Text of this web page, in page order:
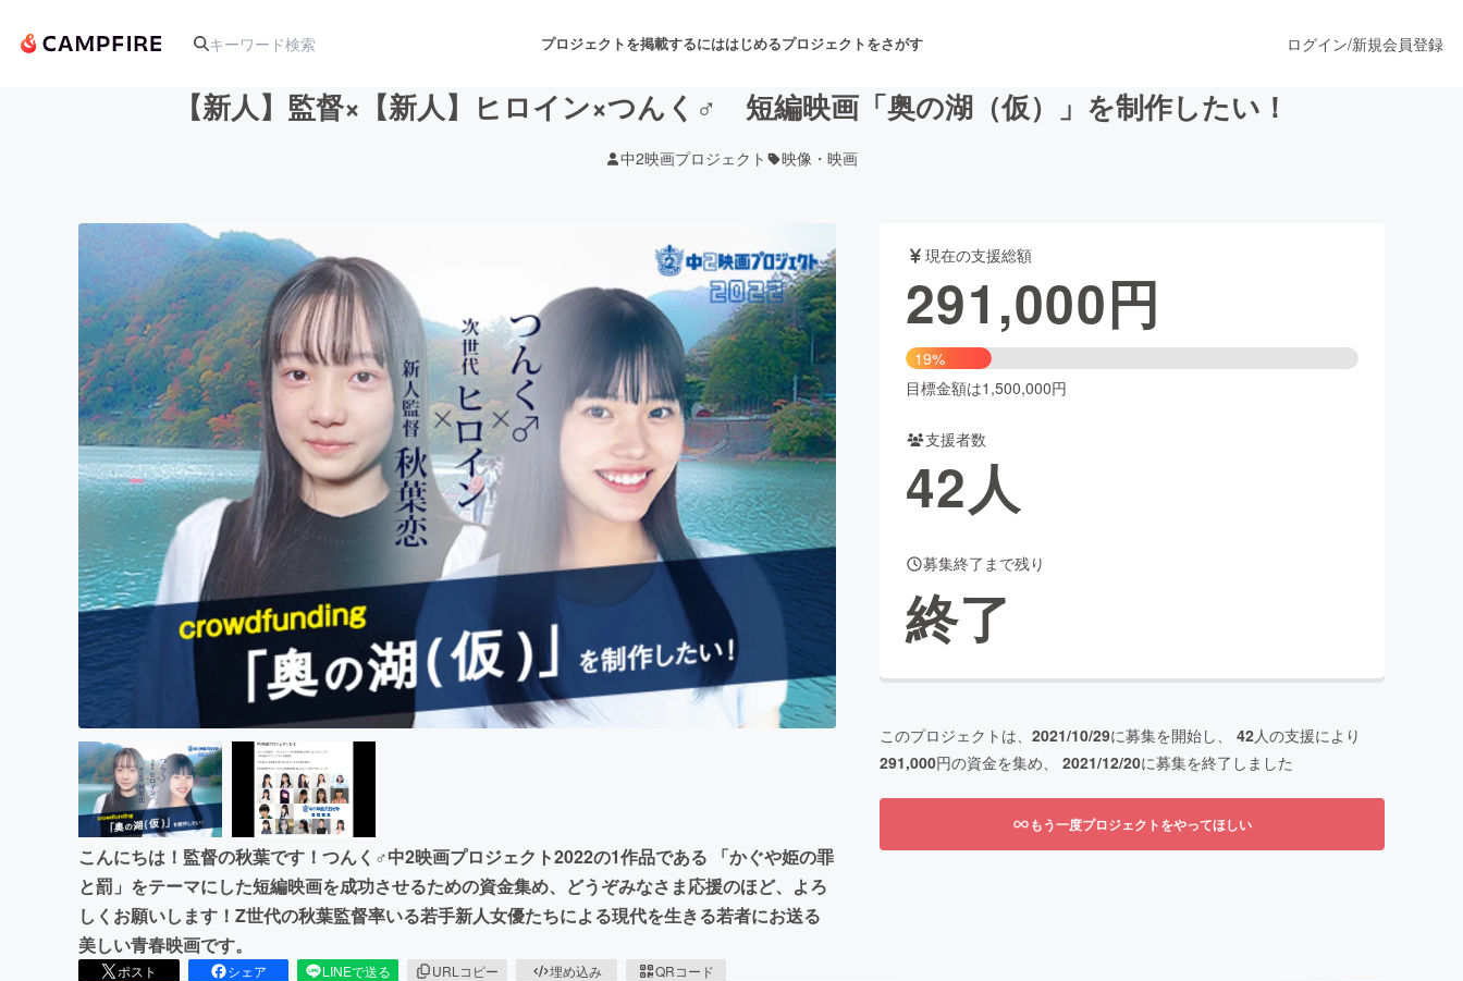
プロジェクトを掲載するにははじめるプロジェクトをさがす
アート・写真 舞台・パフォーマンス
テクノロジー・ガジェット ゲーム・サービス開発 フード・飲食店 ファッション
映像・映画 書籍・雑誌出版 アニメ・漫画
ビジネス・起業 チャレンジ ビューティー・ヘルスケア
まちづくり・地域活性化
CAMPFIRE for Social Good
CAMPFIRE Creation
CAMPFIREふるさと納税
machi-ya コミュニティ
ログイン/新規会員登録
【新人】監督×【新人】ヒロイン×つんく♂ 短編映画「奥の湖（仮）」を制作したい！
中2映画プロジェクト 映像・映画
こんにちは！監督の秋葉です！つんく♂中2映画プロジェクト2022の1作品である 「かぐや姫の罪
と罰」をテーマにした短編映画を成功させるための資金集め、どうぞみなさま応援のほど、よろ
しくお願いします！Z世代の秋葉監督率いる若手新人女優たちによる現代を生きる若者にお送る
美しい青春映画です。
ポスト シェア LINEで送る URLコピー 埋め込み QRコード
現在の支援総額
291,000円
19%
目標金額は1,500,000円
支援者数
42人
募集終了まで残り
終了
このプロジェクトは、 2021/10/29に募集を開始し、 42人の支援により
291,000円の資金を集め、 2021/12/20に募集を終了しました
もう一度プロジェクトをやってほしい